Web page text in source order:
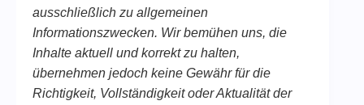
ausschließlich zu allgemeinen
Informationszwecken. Wir bemühen uns, die
Inhalte aktuell und korrekt zu halten,
übernehmen jedoch keine Gewähr für die
Richtigkeit, Vollständigkeit oder Aktualität der